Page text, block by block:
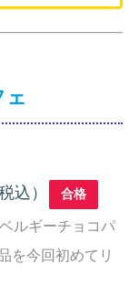
ェ
込） 合格
ルギーチョコパ
を今回初めてリ